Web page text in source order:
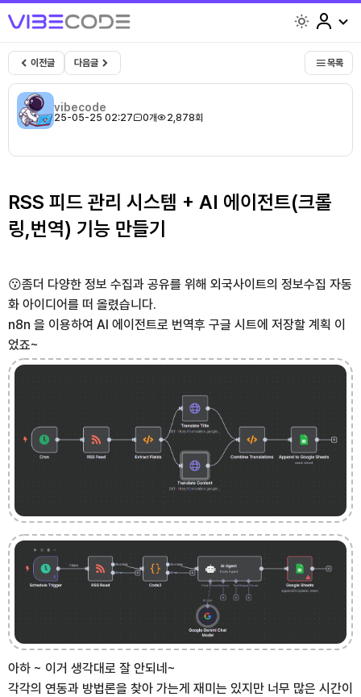
이전글 다음글 목록
vibecode
25-05-25 02:27 0개 2,878회
RSS 피드 관리 시스템 + AI 에이전트(크롤
링,번역) 기능 만들기
😗좀더 다양한 정보 수집과 공유를 위해 외국사이트의 정보수집 자동
화 아이디어를 떠 올렸습니다.
n8n 을 이용하여 AI 에이전트로 번역후 구글 시트에 저장할 계획 이
었죠~
아하 ~ 이거 생각대로 잘 안되네~
각각의 연동과 방법론을 찾아 가는게 재미는 있지만 너무 많은 시간이